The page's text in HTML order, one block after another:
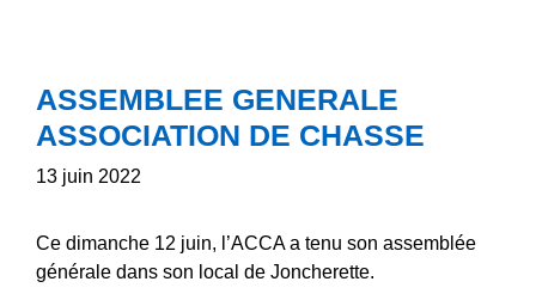
ASSEMBLEE GENERALE
ASSOCIATION DE CHASSE
13 juin 2022
Ce dimanche 12 juin, l’ACCA a tenu son assemblée
générale dans son local de Joncherette.